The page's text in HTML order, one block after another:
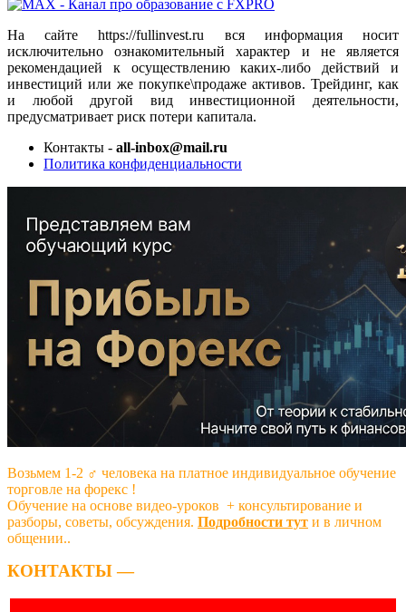
На сайте https://fullinvest.ru вся информация носит
исключительно ознакомительный характер и не является
рекомендацией к осуществлению каких-либо действий и
инвестиций или же покупке\продаже активов. Трейдинг, как
и любой другой вид инвестиционной деятельности,
предусматривает риск потери капитала.
Контакты - all-inbox@mail.ru
Политика конфиденциальности
Возьмем 1-2 ‍♂️ человека на платное индивидуальное обучение
торговле на форекс !
Обучение на основе видео-уроков ️ + консультирование и
разборы, советы, обсуждения. Подробности тут и в личном
общении..
КОНТАКТЫ —